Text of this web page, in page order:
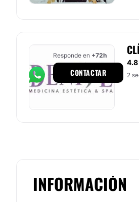
4.8
2
Responde en +72h
CONTACTAR
INFORMACIÓN